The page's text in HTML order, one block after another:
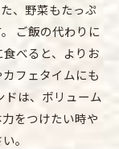
、野菜もたっぷ
ご飯の代わりに
べると、よりお
フェタイムにも
ドは、ボリューム
をつけたい時や
。